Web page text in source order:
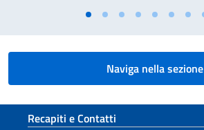
Naviga nella sezione
Sezione footer
Recapiti e Contatti